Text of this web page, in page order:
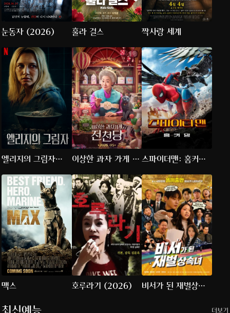
눈동자 (2026) 훌라 걸스 짝사랑 세계
엘리지의 그림자
(2026)
이상한 과자 가게 전
천당
스파이더맨: 홈커밍
(2017)
맥스 호루라기 (2026)
비서가 된 재벌상속
더보기